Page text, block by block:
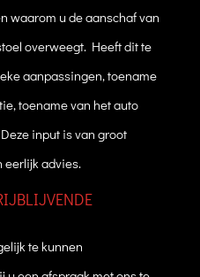
waarom u de aanschaf van
overweegt. Heeft dit te
aanpassingen, toename
toename van het auto
input is van groot
eerlijk advies.
te kunnen